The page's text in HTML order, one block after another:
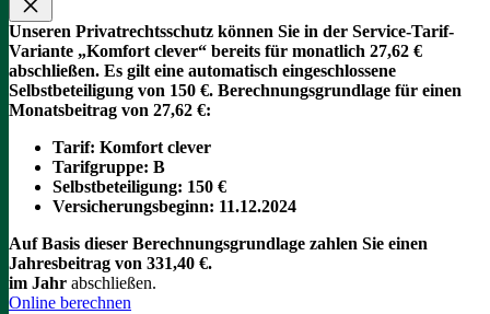
Unseren Privatrechtsschutz können Sie in der Service-Tarif-
Variante „Komfort clever“ bereits für monatlich 27,62 €
abschließen. Es gilt eine automatisch eingeschlossene
Selbstbeteiligung von 150 €. Berechnungsgrundlage für einen
Monatsbeitrag von 27,62 €:
Tarif: Komfort clever
Tarifgruppe: B
Selbstbeteiligung: 150 €
Versicherungsbeginn: 11.12.2024
Auf Basis dieser Berechnungsgrundlage zahlen Sie einen
Jahresbeitrag von 331,40 €.
im Jahr abschließen.
Online berechnen